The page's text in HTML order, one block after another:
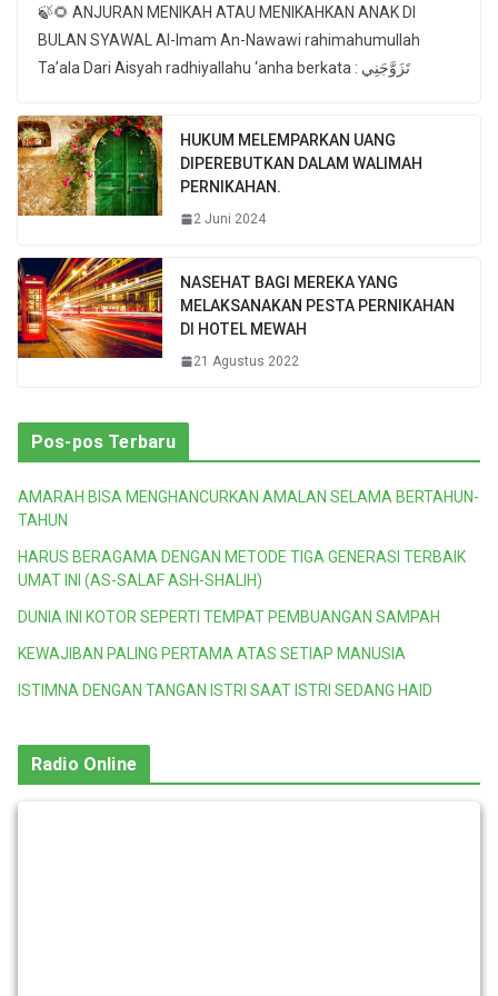
🍃🌻 ANJURAN MENIKAH ATAU MENIKAHKAN ANAK DI
BULAN SYAWAL Al-Imam An-Nawawi rahimahumullah
Ta’ala Dari Aisyah radhiyallahu ‘anha berkata : تَزَوَّجَنِي
HUKUM MELEMPARKAN UANG
DIPEREBUTKAN DALAM WALIMAH
PERNIKAHAN.
2 Juni 2024
NASEHAT BAGI MEREKA YANG
MELAKSANAKAN PESTA PERNIKAHAN
DI HOTEL MEWAH
21 Agustus 2022
Pos-pos Terbaru
AMARAH BISA MENGHANCURKAN AMALAN SELAMA BERTAHUN-
TAHUN
HARUS BERAGAMA DENGAN METODE TIGA GENERASI TERBAIK
UMAT INI (AS-SALAF ASH-SHALIH)
DUNIA INI KOTOR SEPERTI TEMPAT PEMBUANGAN SAMPAH
KEWAJIBAN PALING PERTAMA ATAS SETIAP MANUSIA
ISTIMNA DENGAN TANGAN ISTRI SAAT ISTRI SEDANG HAID
Radio Online